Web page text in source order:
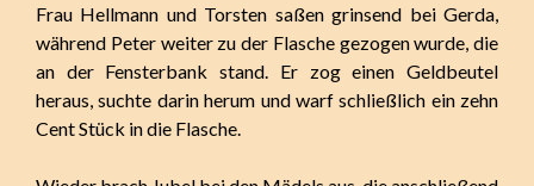
Frau Hellmann und Torsten saßen grinsend bei Gerda,
während Peter weiter zu der Flasche gezogen wurde, die
an der Fensterbank stand. Er zog einen Geldbeutel
heraus, suchte darin herum und warf schließlich ein zehn
Cent Stück in die Flasche.